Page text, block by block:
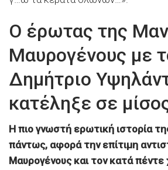
Ο έρωτας της
Μαυρογένους με
Δημήτριο
κατέληξε σε
Η πιο γνωστή ερωτική ιστορία
πάντως, αφορά την επίτιμη
Μαυρογένους και τον κατά πέντε